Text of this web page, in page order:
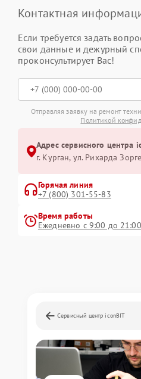
Контактная
Если требуется задать
свои данные и дежурный
проконсультирует Вас!
Отправляя заявку на ремонт
Политикой
Адрес сервисного центра
г. Курган, ул. Рихарда
Горячая линия
+7 (800) 301-55-83
Время работы
Ежедневно с 9:00 до 21:00
Сервисный центр iconBIT